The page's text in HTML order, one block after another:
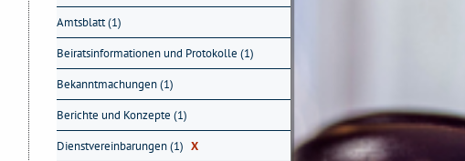
Amtsblatt (1)
Beiratsinformationen und Protokolle (1)
Bekanntmachungen (1)
Berichte und Konzepte (1)
Dienstvereinbarungen (1) X